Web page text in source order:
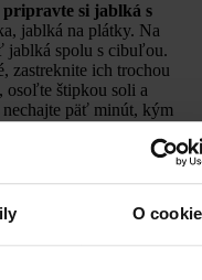
O
pripravte si jablká s
jablká na plátky. Na
jablká spolu s cibuľou.
zastreknite ich trochou
osoľte štipkou soli a
päť minút, kým
s tvarohom a